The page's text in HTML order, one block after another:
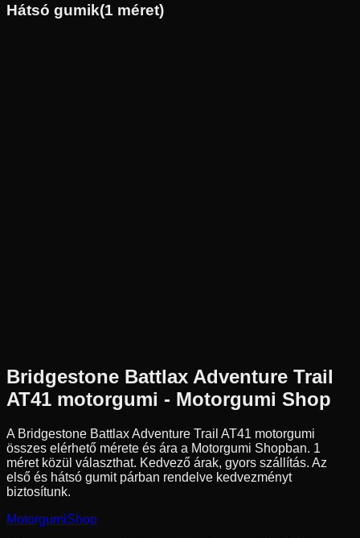
Hátsó gumik(1 méret)
Bridgestone Battlax Adventure Trail
AT41 motorgumi - Motorgumi Shop
A Bridgestone Battlax Adventure Trail AT41 motorgumi
összes elérhető mérete és ára a Motorgumi Shopban. 1
méret közül választhat. Kedvező árak, gyors szállítás. Az
első és hátsó gumit párban rendelve kedvezményt
biztosítunk.
MotorgumiShop